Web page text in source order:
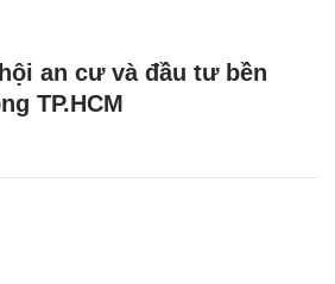
an cư và đầu tư bền
TP.HCM